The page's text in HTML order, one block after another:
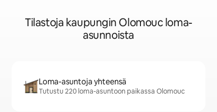
Tilastoja kaupungin Olomouc loma-
asunnoista
Loma-asuntoja yhteensä
Tutustu 220 loma-asuntoon paikassa Olomouc